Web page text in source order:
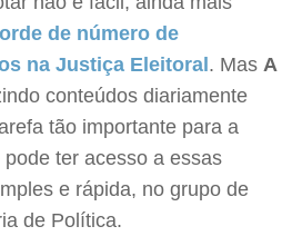
de número de
na Justiça Eleitoral . Mas A
conteúdos diariamente
tão importante para a
ter acesso a essas
e rápida, no grupo de
de Política.